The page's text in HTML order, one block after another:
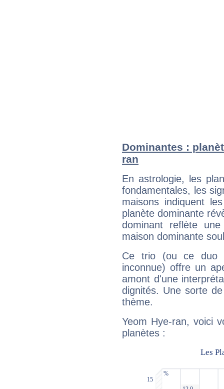
Dominantes :
ran
En astrologie, les
fondamentales, les
maisons indiquent
planète dominante
dominant reflète
maison dominante
Ce trio (ou ce duo
inconnue) offre un
amont d'une
dignités. Une sorte
thème.
Yeom Hye-ran, voici
planètes :